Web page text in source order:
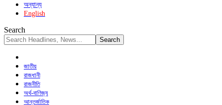
অন্যান্য
English
Search
জাতীয়
রাজধানী
রাজনীতি
অর্থ-বাণিজ্য
আন্তর্জাতিক